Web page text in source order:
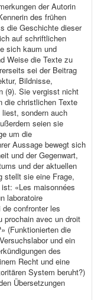
der Autorin
des frühen
die Geschichte dieser
auf schriftlichen
sich kaum und
Weise die Texte zu
sei der Beitrag
Bildnisse,
(9). Sie vergisst nicht
die christlichen Texte
sondern auch
seien sie
um die
Aussage bewegt sich
und der Gegenwart,
und der aktuellen
stellt sie eine Frage,
«Les maisonnées
laboratoire
de confronter les
prochain avec un droit
(Funktionierten die
und ein
des
Recht und eine
System beruht?)
Übersetzungen